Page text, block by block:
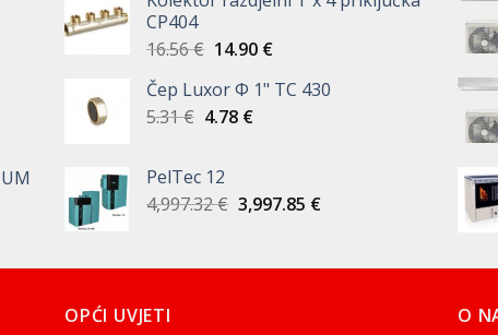
7.88 €.
CP404
16.56€ Izvorna
bila
je:
14.90 €Trenutna
je:
Čep Luxor Φ 1" TC 430
5.31€ Izvorna
je:
5.31 €.
4.78 €Trenutna
PelTec 12
4,997.32€ Izvorna
je:
3,997.85 €Trenutna
3,997.85 €.
OPĆI UVJETI O